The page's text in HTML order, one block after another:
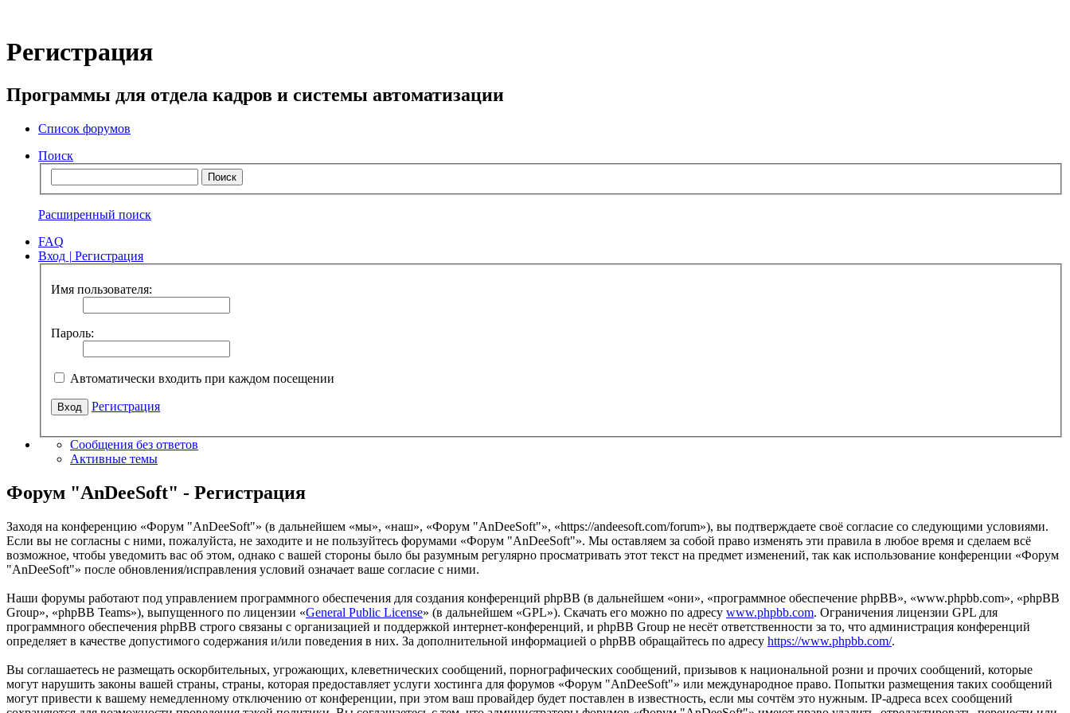
Регистрация
Программы для отдела кадров и системы автоматизации
Список форумов
Поиск
Расширенный поиск
FAQ
Вход | Регистрация
Имя пользователя:
Пароль:
Автоматически входить при каждом посещении
Регистрация
Сообщения без ответов
Активные темы
Форум "AnDeeSoft" - Регистрация
Заходя на конференцию «Форум "AnDeeSoft"» (в дальнейшем «мы», «наш», «Форум "AnDeeSoft"», «https://andeesoft.com/forum»), вы подтверждаете своё согласие со следующими условиями.
Если вы не согласны с ними, пожалуйста, не заходите и не пользуйтесь форумами «Форум "AnDeeSoft"». Мы оставляем за собой право изменять эти правила в любое время и сделаем всё
возможное, чтобы уведомить вас об этом, однако с вашей стороны было бы разумным регулярно просматривать этот текст на предмет изменений, так как использование конференции «Форум
"AnDeeSoft"» после обновления/исправления условий означает ваше согласие с ними.
Наши форумы работают под управлением программного обеспечения для создания конференций phpBB (в дальнейшем «они», «программное обеспечение phpBB», «www.phpbb.com», «phpBB
Group», «phpBB Teams»), выпущенного по лицензии «General Public License» (в дальнейшем «GPL»). Скачать его можно по адресу www.phpbb.com. Ограничения лицензии GPL для
программного обеспечения phpBB строго связаны с организацией и поддержкой интернет-конференций, и phpBB Group не несёт ответственности за то, что администрация конференций
определяет в качестве допустимого содержания и/или поведения в них. За дополнительной информацией о phpBB обращайтесь по адресу https://www.phpbb.com/.
Вы соглашаетесь не размещать оскорбительных, угрожающих, клеветнических сообщений, порнографических сообщений, призывов к национальной розни и прочих сообщений, которые
могут нарушить законы вашей страны, страны, которая предоставляет услуги хостинга для форумов «Форум "AnDeeSoft"» или международное право. Попытки размещения таких сообщений
могут привести к вашему немедленному отключению от конференции, при этом ваш провайдер будет поставлен в известность, если мы сочтём это нужным. IP-адреса всех сообщений